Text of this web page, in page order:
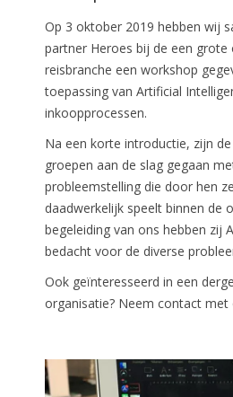
Op 3 oktober 2019 hebben wij
partner Heroes bij de een grote
reisbranche een workshop
toepassing van Artificial
inkoopprocessen.
Na een korte introductie, zijn
groepen aan de slag gegaan
probleemstelling die door hen
daadwerkelijk speelt binnen de
begeleiding van ons hebben zij
bedacht voor de diverse
Ook geïnteresseerd in een
organisatie? Neem contact met